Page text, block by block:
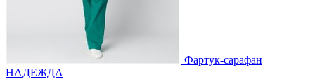
Фартук-сарафан
НАДЕЖДА